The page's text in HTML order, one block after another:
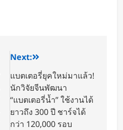
Next:
แบตเตอรี่ยุคใหม่มาแล้ว!
นักวิจัยจีนพัฒนา
“แบตเตอรี่น้ำ” ใช้งานได้
ยาวถึง 300 ปี ชาร์จได้
กว่า 120,000 รอบ